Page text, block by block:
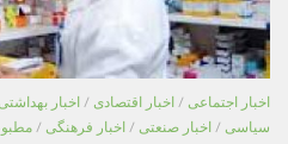
اخبار اجتماعی / اخبار اقتصادی / اخبار
سیاسی / اخبار صنعتی / اخبار فرهنگی /